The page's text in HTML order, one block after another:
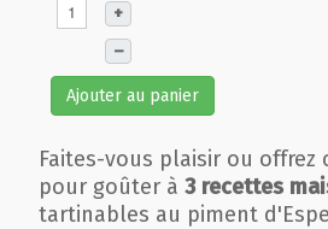
+
–
Ajouter au panier
Faites-vous plaisir ou
pour goûter à 3 recettes
tartinables au piment